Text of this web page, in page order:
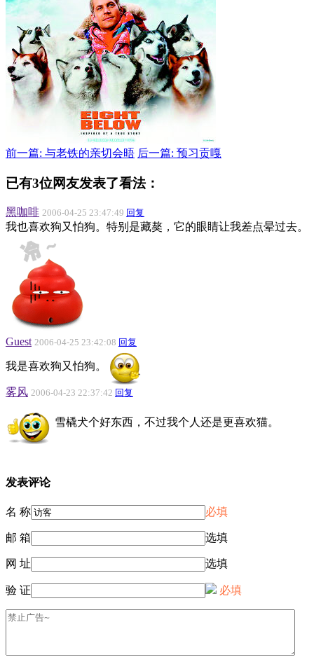
前一篇: 与老铁的亲切会晤 后一篇: 预习贡嘎
已有3位网友发表了看法：
黑咖啡 2006-04-25 23:47:49 回复
我也喜欢狗又怕狗。特别是藏獒，它的眼睛让我差点晕过去。
Guest 2006-04-25 23:42:08 回复
我是喜欢狗又怕狗。
雾风 2006-04-23 22:37:42 回复
雪橇犬个好东西，不过我个人还是更喜欢猫。
发表评论
名 称 必填
邮 箱 选填
网 址 选填
验 证 必填